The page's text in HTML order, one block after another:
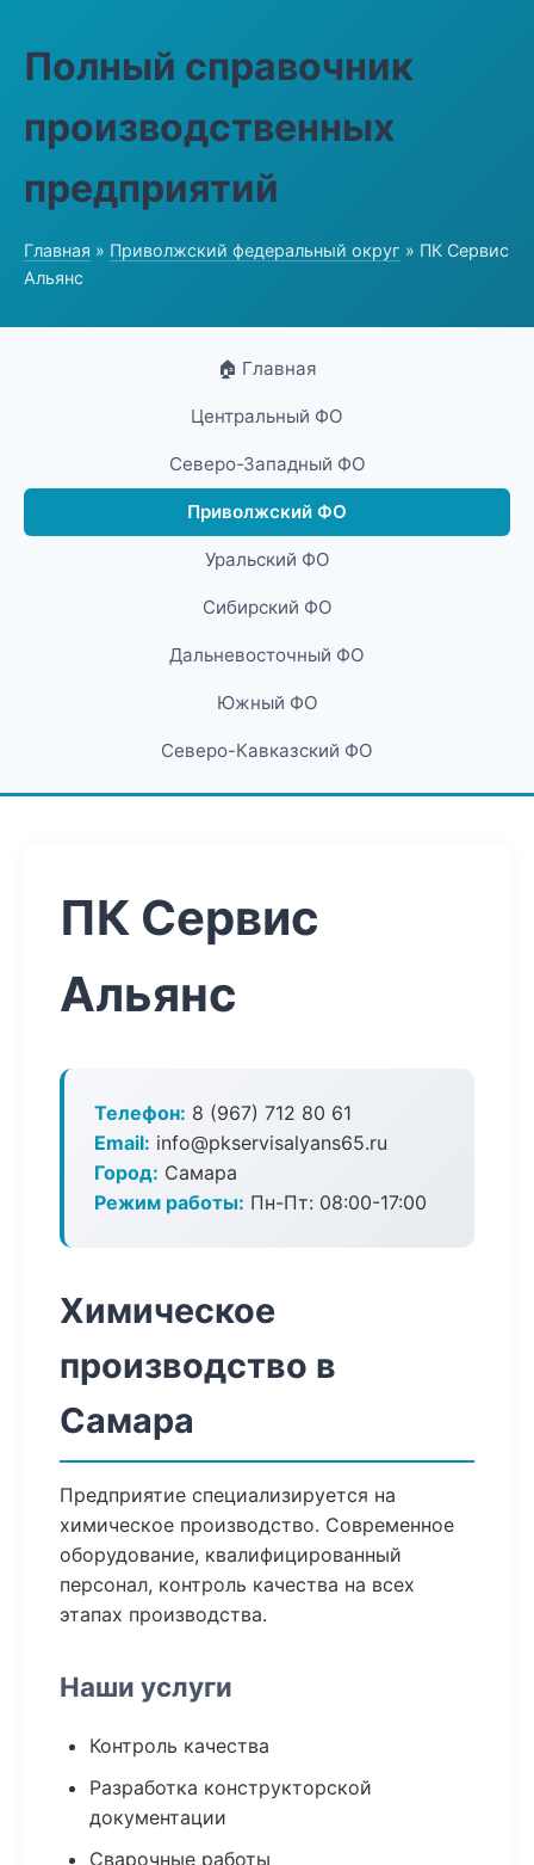
Полный справочник
производственных
предприятий
Главная » Приволжский федеральный округ » ПК Сервис
Альянс
🏠 Главная
Центральный ФО
Северо-Западный ФО
Приволжский ФО
Уральский ФО
Сибирский ФО
Дальневосточный ФО
Южный ФО
Северо-Кавказский ФО
ПК Сервис
Альянс
Телефон: 8 (967) 712 80 61
Email: info@pkservisalyans65.ru
Город: Самара
Режим работы: Пн-Пт: 08:00-17:00
Химическое
производство в
Самара
Предприятие специализируется на
химическое производство. Современное
оборудование, квалифицированный
персонал, контроль качества на всех
этапах производства.
Наши услуги
Контроль качества
Разработка конструкторской
документации
Сварочные работы